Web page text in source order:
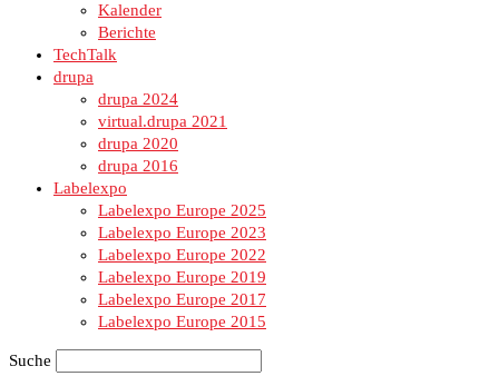
Kalender
Berichte
TechTalk
drupa
drupa 2024
virtual.drupa 2021
drupa 2020
drupa 2016
Labelexpo
Labelexpo Europe 2025
Labelexpo Europe 2023
Labelexpo Europe 2022
Labelexpo Europe 2019
Labelexpo Europe 2017
Labelexpo Europe 2015
Suche